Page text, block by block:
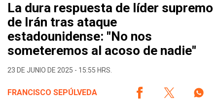
La dura respuesta de líder supremo
de Irán tras ataque
estadounidense: "No nos
someteremos al acoso de nadie"
23 DE JUNIO DE 2025 - 15:55 HRS.
FRANCISCO SEPÚLVEDA